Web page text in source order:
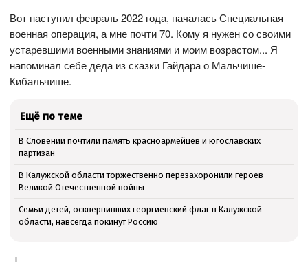
Вот наступил февраль 2022 года, началась Специальная
военная операция, а мне почти 70. Кому я нужен со своими
устаревшими военными знаниями и моим возрастом... Я
напоминал себе деда из сказки Гайдара о Мальчише-
Кибальчише.
Ещё по теме
В Словении почтили память красноармейцев и югославских
партизан
В Калужской области торжественно перезахоронили героев
Великой Отечественной войны
Семьи детей, осквернивших георгиевский флаг в Калужской
области, навсегда покинут Россию